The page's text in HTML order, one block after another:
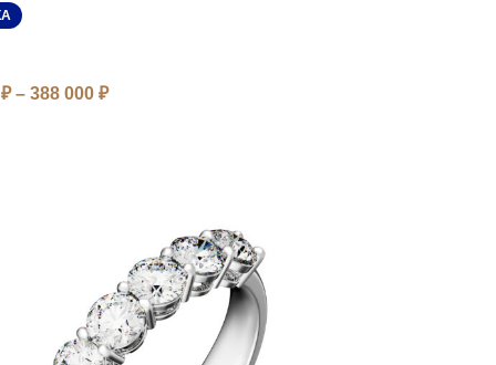
₽ – 388 000 ₽